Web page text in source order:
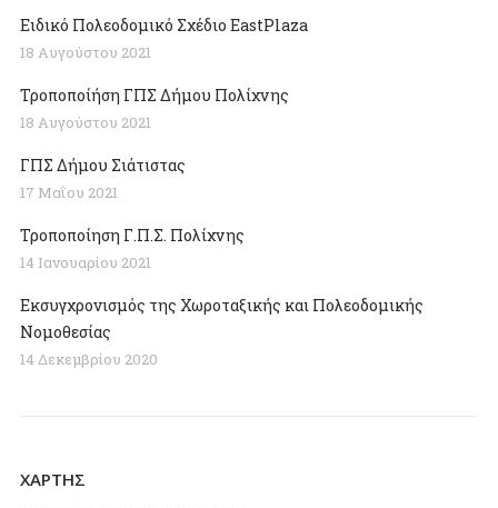
Ειδικό Πολεοδομικό Σχέδιο EastPlaza
18 Αυγούστου 2021
Τροποποίήση ΓΠΣ Δήμου Πολίχνης
18 Αυγούστου 2021
ΓΠΣ Δήμου Σιάτιστας
17 Μαΐου 2021
Τροποποίηση Γ.Π.Σ. Πολίχνης
14 Ιανουαρίου 2021
Εκσυγχρονισμός της Χωροταξικής και Πολεοδομικής
Νομοθεσίας
14 Δεκεμβρίου 2020
ΧΑΡΤΗΣ